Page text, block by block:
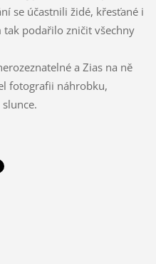
se účastnili židé, křesťané i
tak podařilo zničit všechny
a Zias na ně
fotografii náhrobku,